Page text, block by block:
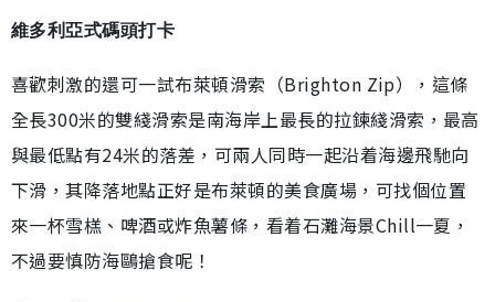
維多利亞式碼頭打卡
喜歡刺激的還可一試布萊頓滑索（Brighton Zip），這條
全長300米的雙綫滑索是南海岸上最長的拉鍊綫滑索，最高
與最低點有24米的落差，可兩人同時一起沿着海邊飛馳向
下滑，其降落地點正好是布萊頓的美食廣場，可找個位置
來一杯雪榚、啤酒或炸魚薯條，看着石灘海景Chill一夏，
不過要慎防海鷗搶食呢！